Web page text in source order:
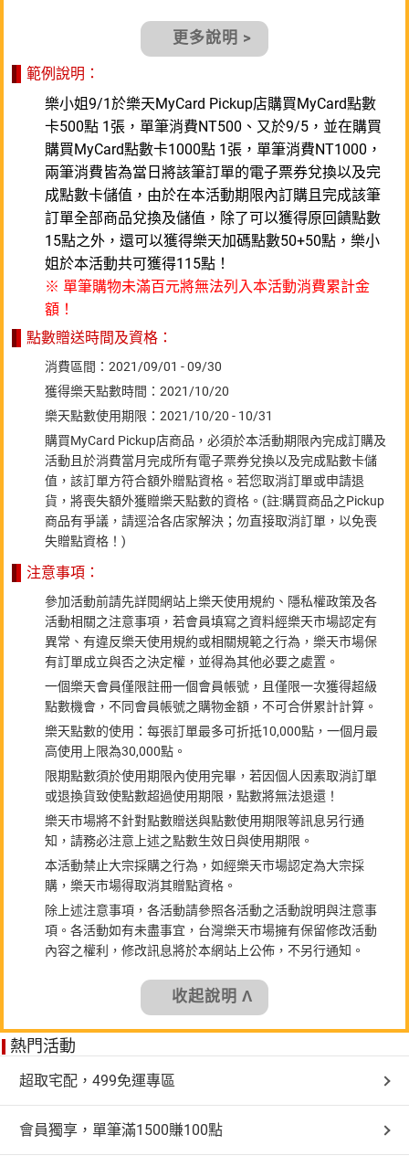
更多說明 >
範例說明：
樂小姐9/1於樂天MyCard Pickup店購買MyCard點數
卡500點 1張，單筆消費NT500、又於9/5，並在購買
購買MyCard點數卡1000點 1張，單筆消費NT1000，
兩筆消費皆為當日將該筆訂單的電子票券兌換以及完
成點數卡儲值，由於在本活動期限內訂購且完成該筆
訂單全部商品兌換及儲值，除了可以獲得原回饋點數
15點之外，還可以獲得樂天加碼點數50+50點，樂小
姐於本活動共可獲得115點！
※ 單筆購物未滿百元將無法列入本活動消費累計金
額！
點數贈送時間及資格：
消費區間：2021/09/01 - 09/30
獲得樂天點數時間：2021/10/20
樂天點數使用期限：2021/10/20 - 10/31
購買MyCard Pickup店商品，必須於本活動期限內完成訂購及
活動且於消費當月完成所有電子票券兌換以及完成點數卡儲
值，該訂單方符合額外贈點資格。若您取消訂單或申請退
貨，將喪失額外獲贈樂天點數的資格。(註:購買商品之Pickup
商品有爭議，請逕洽各店家解決；勿直接取消訂單，以免喪
失贈點資格！)
注意事項：
參加活動前請先詳閱網站上樂天使用規約、隱私權政策及各
活動相關之注意事項，若會員填寫之資料經樂天市場認定有
異常、有違反樂天使用規約或相關規範之行為，樂天市場保
有訂單成立與否之決定權，並得為其他必要之處置。
一個樂天會員僅限註冊一個會員帳號，且僅限一次獲得超級
點數機會，不同會員帳號之購物金額，不可合併累計計算。
樂天點數的使用：每張訂單最多可折抵10,000點，一個月最
高使用上限為30,000點。
限期點數須於使用期限內使用完畢，若因個人因素取消訂單
或退換貨致使點數超過使用期限，點數將無法退還！
樂天市場將不針對點數贈送與點數使用期限等訊息另行通
知，請務必注意上述之點數生效日與使用期限。
本活動禁止大宗採購之行為，如經樂天市場認定為大宗採
購，樂天市場得取消其贈點資格。
除上述注意事項，各活動請參照各活動之活動說明與注意事
項。各活動如有未盡事宜，台灣樂天市場擁有保留修改活動
內容之權利，修改訊息將於本網站上公佈，不另行通知。
收起說明 Λ
熱門活動
超取宅配，499免運專區
會員獨享，單筆滿1500賺100點